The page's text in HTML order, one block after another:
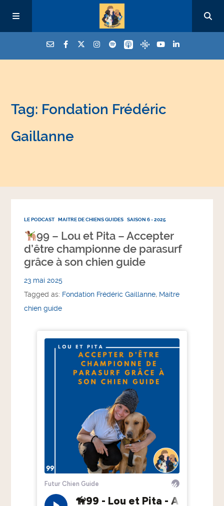
Tag: Fondation Frédéric
Gaillanne
LE PODCAST MAITRE DE CHIENS GUIDES SAISON 6 - 2025
99 – Lou et Pita – Accepter
d’être championne de parasurf
grâce à son chien guide
23 mai 2025
Tagged as: Fondation Frédéric Gaillanne, Maitre
chien guide